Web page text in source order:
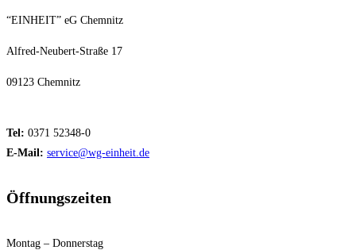
“EINHEIT” eG Chemnitz
Alfred-Neubert-Straße 17
09123 Chemnitz
Tel: 0371 52348-0
E-Mail: service@wg-einheit.de
Öffnungszeiten
Montag – Donnerstag